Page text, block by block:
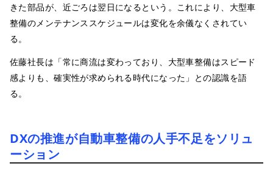
きた部品が、近ごろは翌日になるという。これにより、大型車
整備のメンテナンススケジュールは変化を余儀なくされてい
る。
佐藤社長は「常に商流は変わっており、大型車整備はスピード
感よりも、確実性が求められる時代になった」との認識を語
る。
DXの推進が自動車整備の人手不足をソリュ
ーション